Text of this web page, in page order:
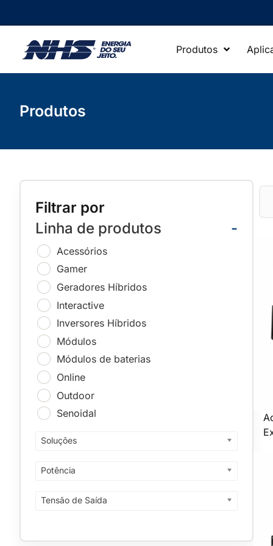
Produtos
Produtos
Filtrar por
Linha de produtos
-
Acessórios
Gamer
Geradores Híbridos
Interactive
Inversores Híbridos
Módulos
Módulos de baterias
Online
Outdoor
Senoidal
Soluções
Potência
Tensão de Saída